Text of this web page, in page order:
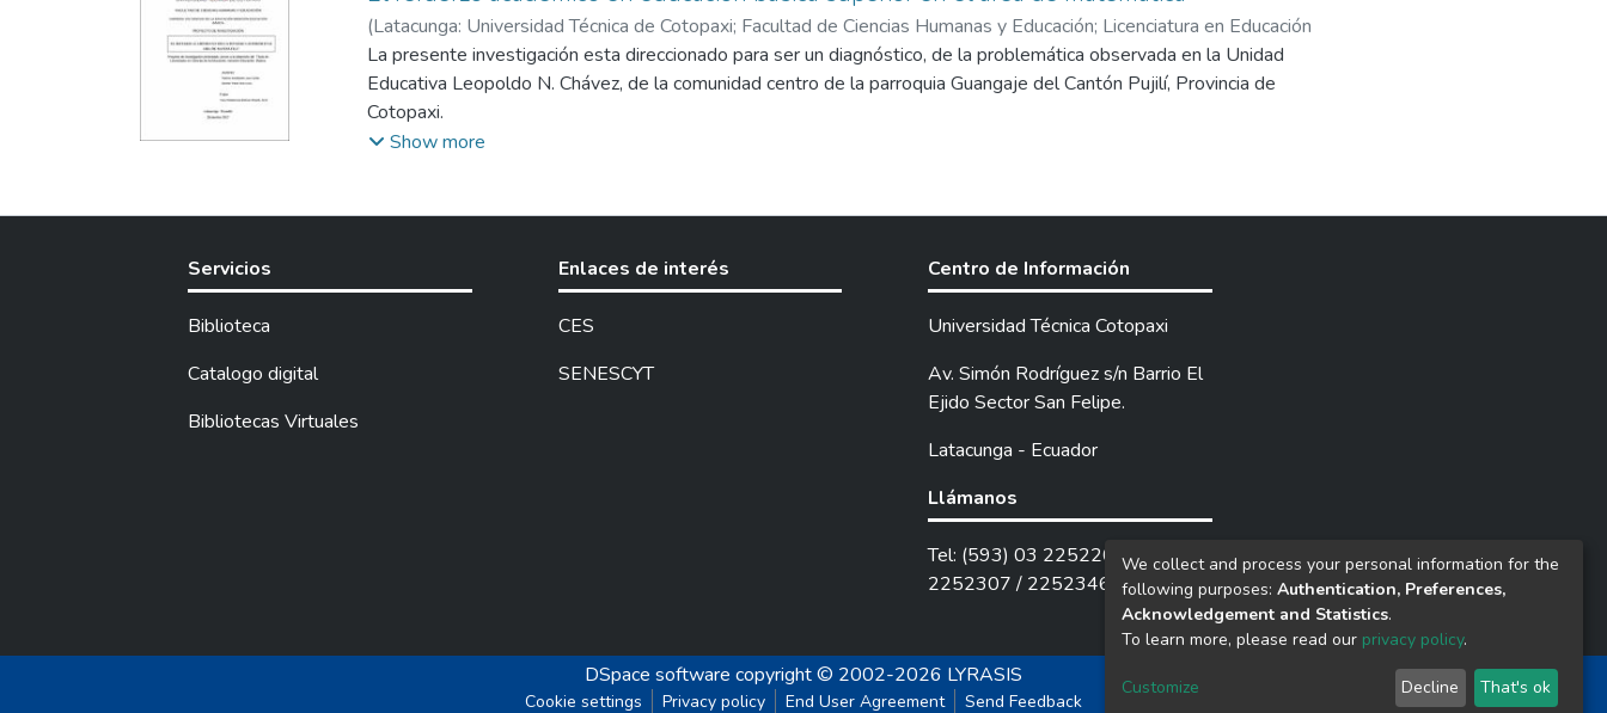
(Latacunga: Universidad Técnica de Cotopaxi; Facultad de Ciencias Humanas y Educación; Licenciatura en Educación
Básica,2017-12)Palomo Semblantes, Juan Carlos;Jácome Yánez, Ana Lucía;Vaca Peñaherrera, Bolívar Ricardo
La presente investigación esta direccionado para ser un diagnóstico, de la problemática observada en la Unidad
Educativa Leopoldo N. Chávez, de la comunidad centro de la parroquia Guangaje del Cantón Pujilí, Provincia de
Cotopaxi.
Bajo esta perspectiva se ha planteado investigar los efectos del Refuerzo Académico en el área de Matemática.
recopilado datos e información de los estudiantes y del docente responsable, utilizando instrumentos de investigación
como son la encuesta y la entrevista, que ha proporcionado información de primera mano y desde el lugar de los
acontecimientos y con los actores del proceso educativo.
La información recabada la hemos procesado de acuerdo a los métodos como son la estadística y el análisis también
nos ha permitido sustentar el problema y confrontar con la realidad de la Institución. Los datos los analizamos y hemos
dado nuestra interpretación de cada una de las interrogantes, como también de los criterios emitidos por el docente
Todo el trabajo realizado nos permitió emitir conclusiones y recomendaciones que servirán como una base para futuras
investigaciones. También un punto a resaltar son los impactos que esta pueda tener en los campos tales como lo
social, la educación y lo pedagógico, que estamos seguros servirán para visualizar de mejor manera el aspecto
educativo en especial a lo referente al Refuerzo Académico en las diferentes áreas sus efectos en el proceso de
enseñanza-aprendizaje y el rendimiento escolar de los jóvenes estudiantes.
Show more
Servicios
Biblioteca
Catalogo digital
Bibliotecas Virtuales
Enlaces de interés
CES
SENESCYT
Centro de Información
Universidad Técnica Cotopaxi
Av. Simón Rodríguez s/n Barrio El
Ejido Sector San Felipe.
Latacunga - Ecuador
Llámanos
Tel: (593) 03 2252205 /
2252307 / 2252346.
DSpace software copyright © 2002-2026 LYRASIS
Cookie settings Privacy policy End User Agreement Send Feedback
We collect and process your personal information for the
following purposes: Authentication, Preferences,
Acknowledgement and Statistics.
To learn more, please read our privacy policy.
Customize Decline That's ok